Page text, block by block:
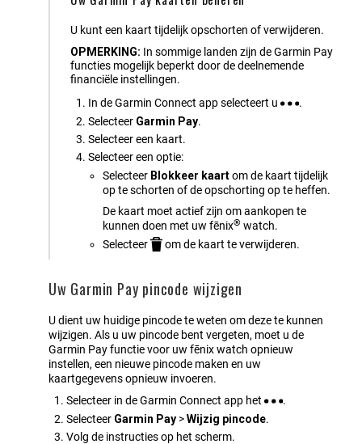
U kunt een kaart tijdelijk opschorten of verwijderen.
OPMERKING: In sommige landen zijn de Garmin Pay
functies mogelijk beperkt door de deelnemende
financiële instellingen.
In deGarmin Connect app selecteert u
.
Selecteer Garmin Pay.
Selecteer een kaart.
Selecteer een optie:
Selecteer Blokkeer kaartom de kaart tijdelijk
op te schorten of de opschorting op te heffen.
De kaart moet actief zijn om aankopen te
kunnen doen met uw fēnix® watch.
Selecteer
om de kaart te verwijderen.
Uw Garmin Pay pincode wijzigen
U dient uw huidige pincode te weten om deze te kunnen
wijzigen. Als u uw pincode bent vergeten, moet u de
Garmin Pay functie voor uw fēnixwatch opnieuw
instellen, een nieuwe pincode maken en uw
kaartgegevens opnieuw invoeren.
Selecteer in deGarmin Connect app het
.
Selecteer Garmin Pay >Wijzig pincode.
Volg de instructies op het scherm.